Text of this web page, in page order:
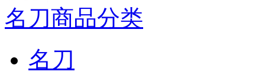
名刀商品分类
名刀